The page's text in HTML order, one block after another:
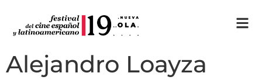
Alejandro Loayza